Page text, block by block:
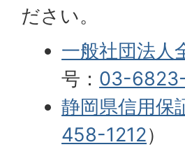
ださい。
一般社団法人
号： 03-
静岡県信用保
458-1212）